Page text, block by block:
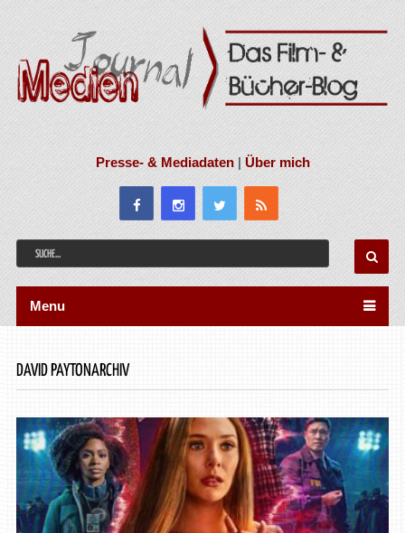
Presse- & Mediadaten|Über mich
Menu
DAVID PAYTONARCHIV